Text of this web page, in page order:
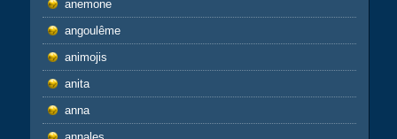
anemone
angoulême
animojis
anita
anna
annales